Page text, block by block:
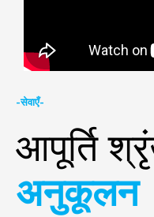
-सेवाएँ-
आपूर्ति
अनुकूलन